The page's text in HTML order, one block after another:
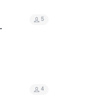
5
4